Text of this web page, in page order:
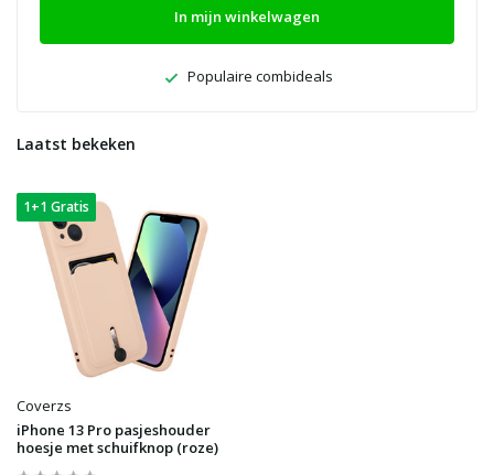
In mijn winkelwagen
Populaire combideals
Laatst bekeken
1+1 Gratis
Coverzs
iPhone 13 Pro pasjeshouder
hoesje met schuifknop (roze)